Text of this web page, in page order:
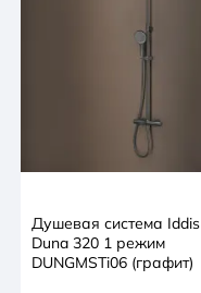
Душевая система Iddis
Duna 320 1 режим
DUNGMSTi06 (графит)